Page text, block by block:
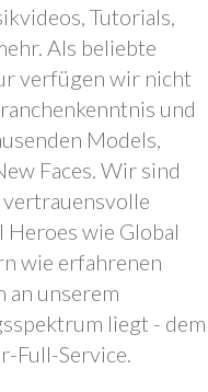
Tutorials,
Als beliebte
verfügen wir nicht
und
Models,
Faces. Wir sind
Heroes wie Global
wie erfahrenen
an unserem
liegt - dem
Full-Service.